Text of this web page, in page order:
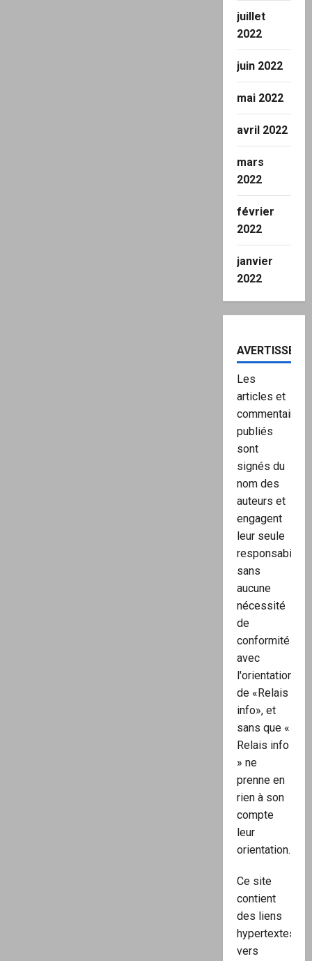
juillet
2022
juin 2022
mai 2022
avril 2022
mars
2022
février
2022
janvier
2022
Les
articles et
commentaires
publiés
sont
signés du
nom des
auteurs et
engagent
leur seule
responsabilité,
sans
aucune
nécessité
de
conformité
avec
l'orientation
de «Relais
info», et
sans que «
Relais info
» ne
prenne en
rien à son
compte
leur
orientation.
Ce site
contient
des liens
hypertextes
vers